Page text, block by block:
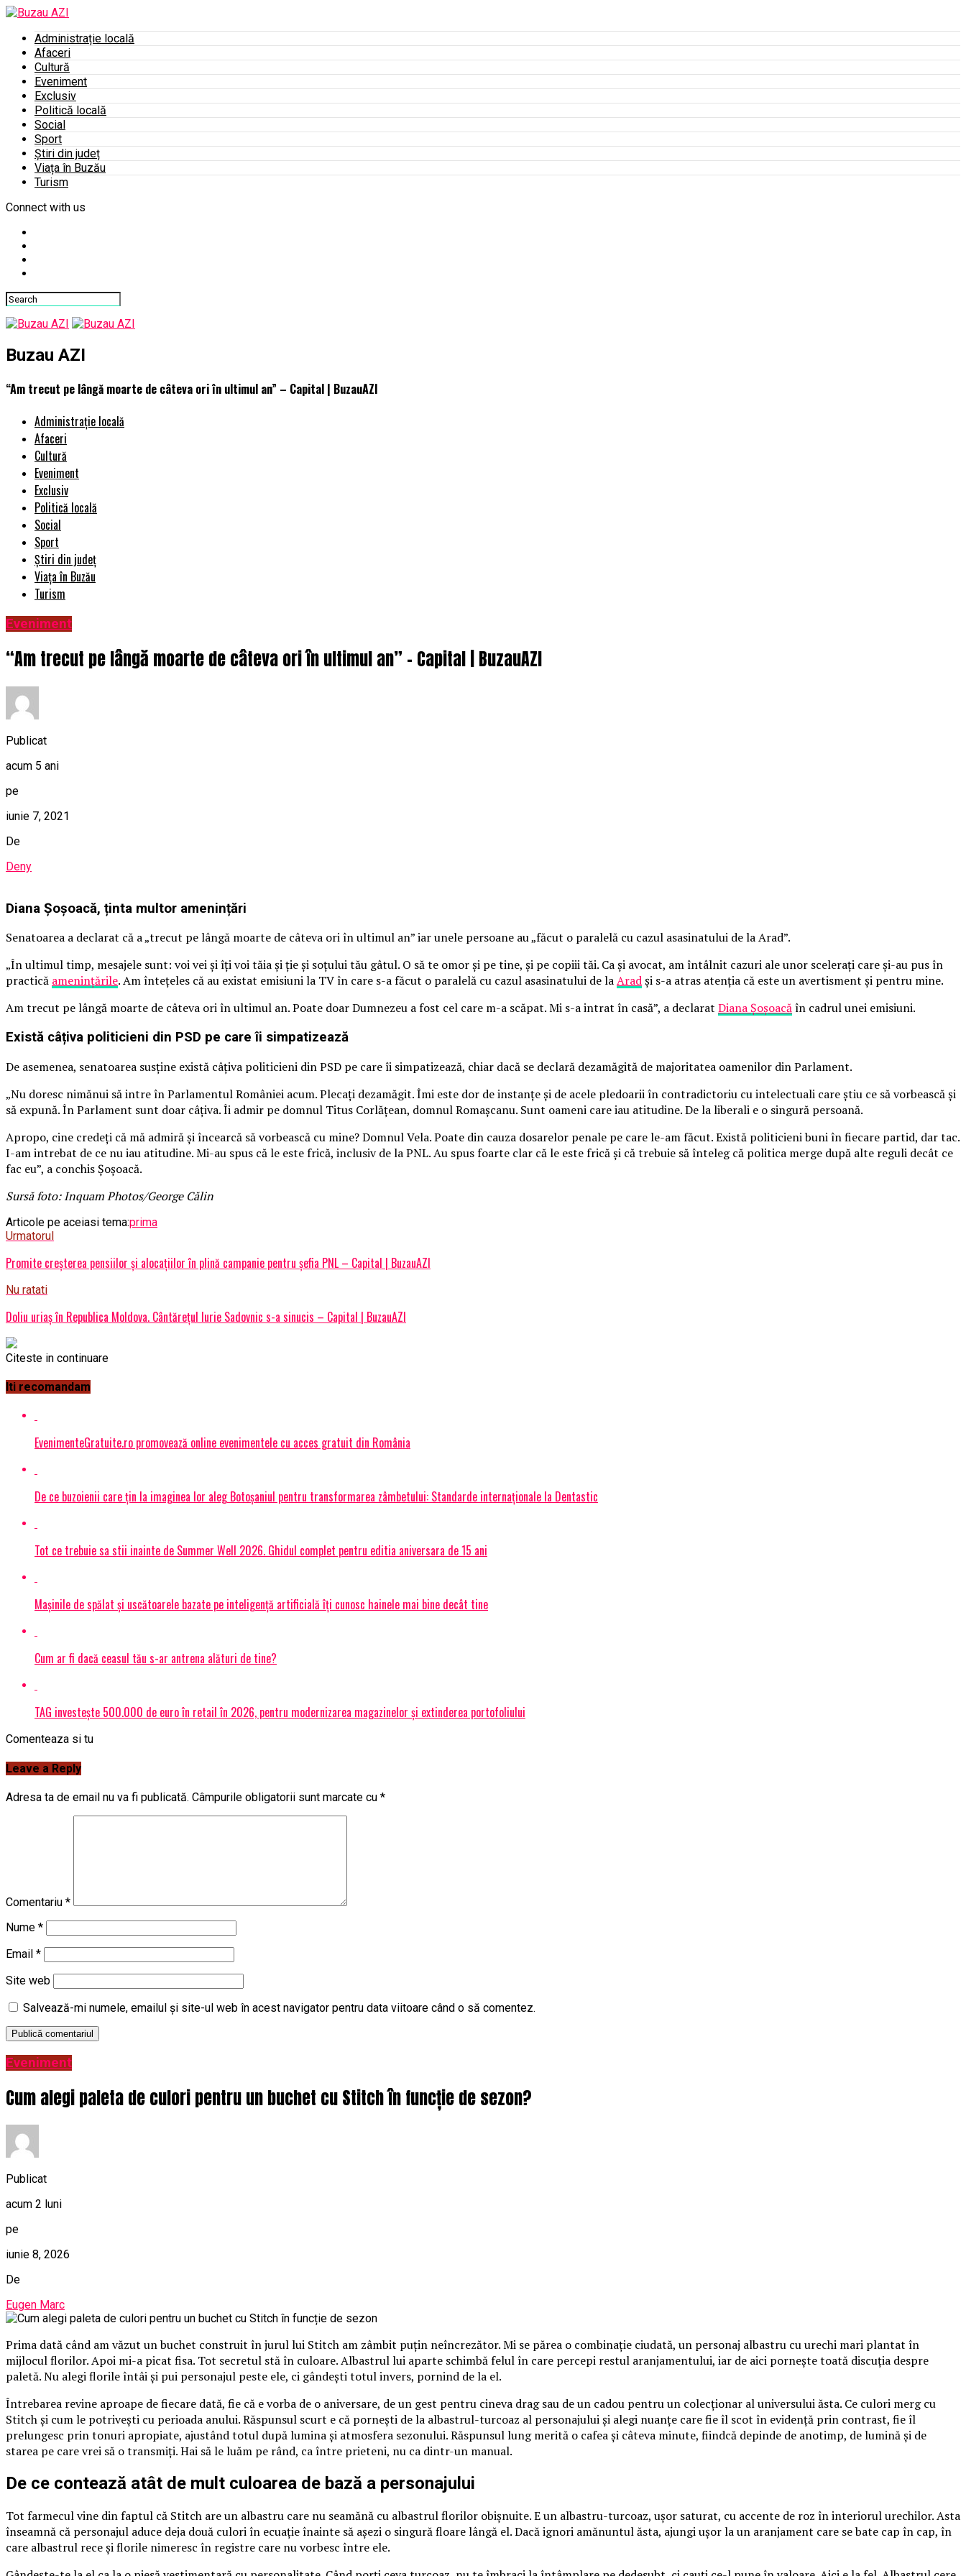
Administrație locală
Afaceri
Cultură
Eveniment
Exclusiv
Politică locală
Social
Sport
Știri din județ
Viața în Buzău
Turism
Connect with us
Buzau AZI
“Am trecut pe lângă moarte de câteva ori în ultimul an” – Capital | BuzauAZI
Administrație locală
Afaceri
Cultură
Eveniment
Exclusiv
Politică locală
Social
Sport
Știri din județ
Viața în Buzău
Turism
Eveniment
“Am trecut pe lângă moarte de câteva ori în ultimul an” – Capital | BuzauAZI
Publicat
acum 5 ani
pe
iunie 7, 2021
De
Deny
Diana Șoșoacă, ținta multor amenințări
Senatoarea a declarat că a „trecut pe lângă moarte de câteva ori în ultimul an” iar unele persoane au „făcut o paralelă cu cazul asasinatului de la Arad”.
„În ultimul timp, mesajele sunt: voi vei şi îţi voi tăia şi ţie şi soţului tău gâtul. O să te omor şi pe tine, şi pe copiii tăi. Ca şi avocat, am întâlnit cazuri ale unor sceleraţi care şi-au pus în
practică ameninţările. Am înteţeles că au existat emisiuni la TV în care s-a făcut o paralelă cu cazul asasinatului de laAradşi s-a atras atenţia că este un avertisment şi pentru mine.
Am trecut pe lângă moarte de câteva ori în ultimul an. Poate doar Dumnezeu a fost cel care m-a scăpat. Mi s-a intrat în casă”, a declarat Diana Șoșoacăîn cadrul unei emisiuni.
Există câțiva politicieni din PSD pe care îi simpatizează
De asemenea, senatoarea susține există câțiva politicieni din PSD pe care îi simpatizează, chiar dacă se declară dezamăgită de majoritatea oamenilor din Parlament.
„Nu doresc nimănui să intre în Parlamentul României acum. Plecaţi dezamăgit. Îmi este dor de instanţe şi de acele pledoarii în contradictoriu cu intelectuali care ştiu ce să vorbească şi
să expună. În Parlament sunt doar câţiva. Îi admir pe domnul Titus Corlăţean, domnul Romaşcanu. Sunt oameni care iau atitudine. De la liberali e o singură persoană.
Apropo, cine credeţi că mă admiră şi încearcă să vorbească cu mine? Domnul Vela. Poate din cauza dosarelor penale pe care le-am făcut. Există politicieni buni în fiecare partid, dar tac.
I-am intrebat de ce nu iau atitudine. Mi-au spus că le este frică, inclusiv de la PNL. Au spus foarte clar că le este frică şi că trebuie să înteleg că politica merge după alte reguli decât ce
fac eu”, a conchis Șoșoacă.
Sursă foto: Inquam Photos/George Călin
Articole pe aceiasi tema:prima
Urmatorul
Promite creșterea pensiilor și alocațiilor în plină campanie pentru șefia PNL – Capital | BuzauAZI
Nu ratati
Doliu uriaș în Republica Moldova. Cântărețul Iurie Sadovnic s-a sinucis – Capital | BuzauAZI
Citeste in continuare
Iti recomandam
EvenimenteGratuite.ro promovează online evenimentele cu acces gratuit din România
De ce buzoienii care țin la imaginea lor aleg Botoșaniul pentru transformarea zâmbetului: Standarde internaționale la Dentastic
Tot ce trebuie sa stii inainte de Summer Well 2026. Ghidul complet pentru editia aniversara de 15 ani
Mașinile de spălat și uscătoarele bazate pe inteligență artificială îți cunosc hainele mai bine decât tine
Cum ar fi dacă ceasul tău s-ar antrena alături de tine?
TAG investește 500.000 de euro în retail în 2026, pentru modernizarea magazinelor și extinderea portofoliului
Comenteaza si tu
Leave a Reply
Adresa ta de email nu va fi publicată. Câmpurile obligatorii sunt marcate cu *
Comentariu *
Nume *
Email *
Site web
Salvează-mi numele, emailul și site-ul web în acest navigator pentru data viitoare când o să comentez.
Eveniment
Cum alegi paleta de culori pentru un buchet cu Stitch în funcție de sezon?
Publicat
acum 2 luni
pe
iunie 8, 2026
De
Eugen Marc
Prima dată când am văzut un buchet construit în jurul lui Stitch am zâmbit puțin neîncrezător. Mi se părea o combinație ciudată, un personaj albastru cu urechi mari plantat în
mijlocul florilor. Apoi mi-a picat fisa. Tot secretul stă în culoare. Albastrul lui aparte schimbă felul în care percepi restul aranjamentului, iar de aici pornește toată discuția despre
paletă. Nu alegi florile întâi și pui personajul peste ele, ci gândești totul invers, pornind de la el.
Întrebarea revine aproape de fiecare dată, fie că e vorba de o aniversare, de un gest pentru cineva drag sau de un cadou pentru un colecționar al universului ăsta. Ce culori merg cu
Stitch și cum le potrivești cu perioada anului. Răspunsul scurt e că pornești de la albastrul-turcoaz al personajului și alegi nuanțe care fie îl scot în evidență prin contrast, fie îl
prelungesc prin tonuri apropiate, ajustând totul după lumina și atmosfera sezonului. Răspunsul lung merită o cafea și câteva minute, fiindcă depinde de anotimp, de lumină și de
starea pe care vrei să o transmiți. Hai să le luăm pe rând, ca între prieteni, nu ca dintr-un manual.
De ce contează atât de mult culoarea de bază a personajului
Tot farmecul vine din faptul că Stitch are un albastru care nu seamănă cu albastrul florilor obișnuite. E un albastru-turcoaz, ușor saturat, cu accente de roz în interiorul urechilor. Asta
înseamnă că personajul aduce deja două culori în ecuație înainte să așezi o singură floare lângă el. Dacă ignori amănuntul ăsta, ajungi ușor la un aranjament care se bate cap în cap, în
care albastrul rece și florile nimeresc în registre care nu vorbesc între ele.